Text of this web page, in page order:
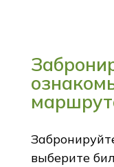
выберите